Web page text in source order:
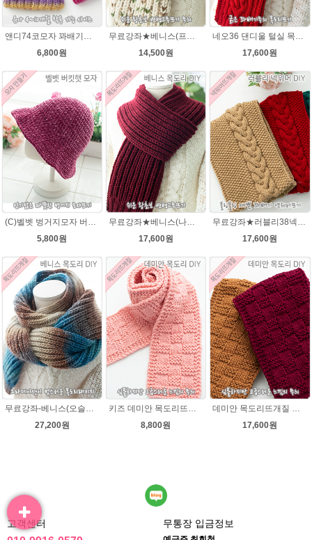
6,800원
14,500원
17,600원
(C)벨벳 벙거지모자 버킷햇 코바늘뜨기벨벳모자뜨개질 패키지
5,800원
무료강좌★베니스(나코폴라) 목도리DIY패키지(줄바늘포함)
17,600원
무료강좌★러블리38넥워머★나코폴라 꽈배기넥워머뜨기 뜨개질
17,600원
27,200원
8,800원
17,600원
고객센터 무통장 입금정보